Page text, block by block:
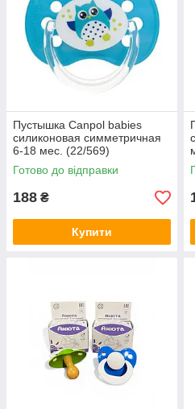
Пустышка Canpol babies
силиконовая симметричная
6-18 мес. (22/569)
Готово до відправки
188 ₴
Купити